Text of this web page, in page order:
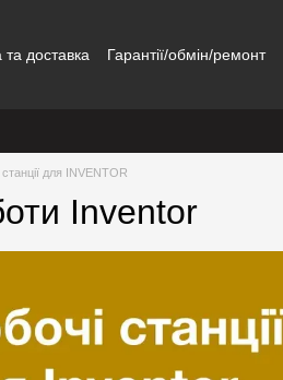
доставка Гарантії/обмін/ремонт
станції для INVENTOR
Inventor